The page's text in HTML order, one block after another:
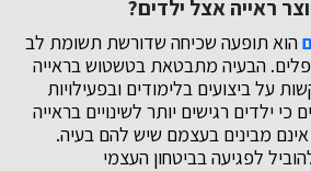
ראייה אצל ילדים?
הוא תופעה שכיחה שדורשת תשומת לב
הבעיה מתבטאת בטשטוש בראייה
על ביצועים בלימודים ובפעילויות
כי ילדים רגישים יותר לשינויים בראייה
מבינים בעצמם שיש להם בעיה.
לפגיעה בביטחון העצמי